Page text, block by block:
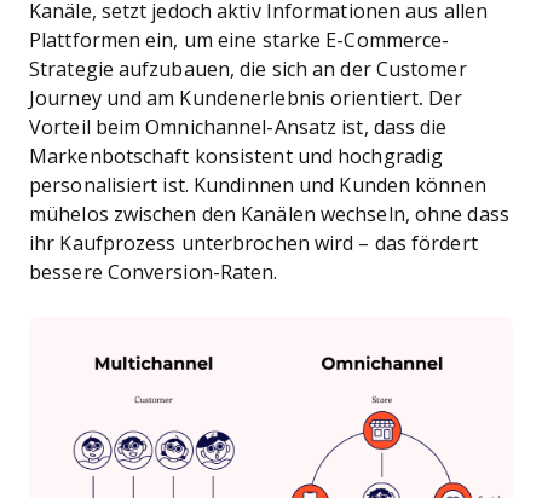
Kanäle, setzt jedoch aktiv Informationen aus allen
Plattformen ein, um eine starke E-Commerce-
Strategie aufzubauen, die sich an der Customer
Journey und am Kundenerlebnis orientiert. Der
Vorteil beim Omnichannel-Ansatz ist, dass die
Markenbotschaft konsistent und hochgradig
personalisiert ist. Kundinnen und Kunden können
mühelos zwischen den Kanälen wechseln, ohne dass
ihr Kaufprozess unterbrochen wird – das fördert
bessere Conversion-Raten.